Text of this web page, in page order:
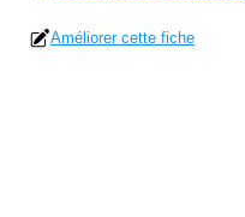
Améliorer cette fiche